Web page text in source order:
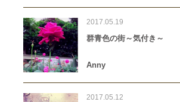
2017.05.19
群青色の街～気付き～
Anny
2017.05.12